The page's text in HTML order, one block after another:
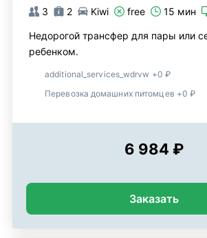
3 2 Kiwi free 15 мин
Недорогой трансфер для пары или
ребенком.
additional_services_wdrvw +0 ₽
Перевозка домашних питомцев +0 ₽
6 984 ₽
Заказать